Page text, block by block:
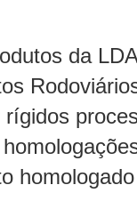
da LDA
rígidos